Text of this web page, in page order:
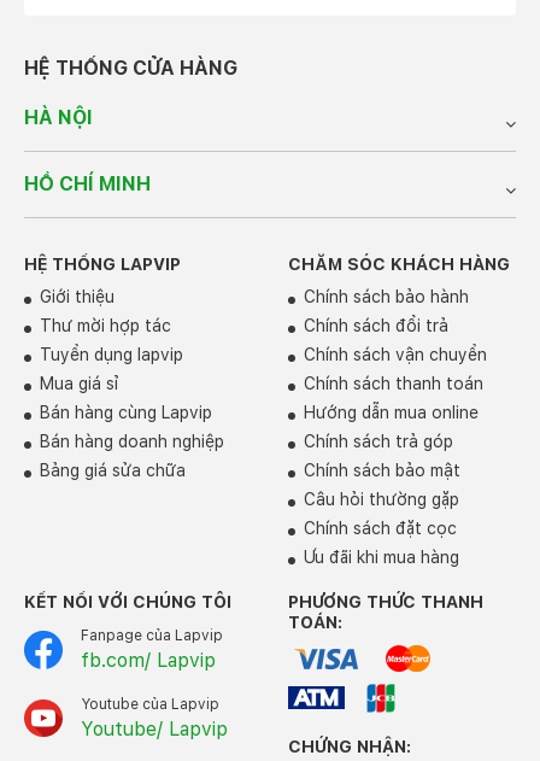
HỆ THỐNG CỬA HÀNG
HÀ NỘI
HỒ CHÍ MINH
HỆ THỐNG LAPVIP
Giới thiệu
Thư mời hợp tác
Tuyển dụng lapvip
Mua giá sỉ
Bán hàng cùng Lapvip
Bán hàng doanh nghiệp
Bảng giá sửa chữa
CHĂM SÓC KHÁCH HÀNG
Chính sách bảo hành
Chính sách đổi trả
Chính sách vận chuyển
Chính sách thanh toán
Hướng dẫn mua online
Chính sách trả góp
Chính sách bảo mật
Câu hỏi thường gặp
Chính sách đặt cọc
Ưu đãi khi mua hàng
KẾT NỐI VỚI CHÚNG TÔI
Fanpage của Lapvip
fb.com/ Lapvip
Youtube của Lapvip
Youtube/ Lapvip
PHƯƠNG THỨC THANH
TOÁN:
CHỨNG NHẬN: